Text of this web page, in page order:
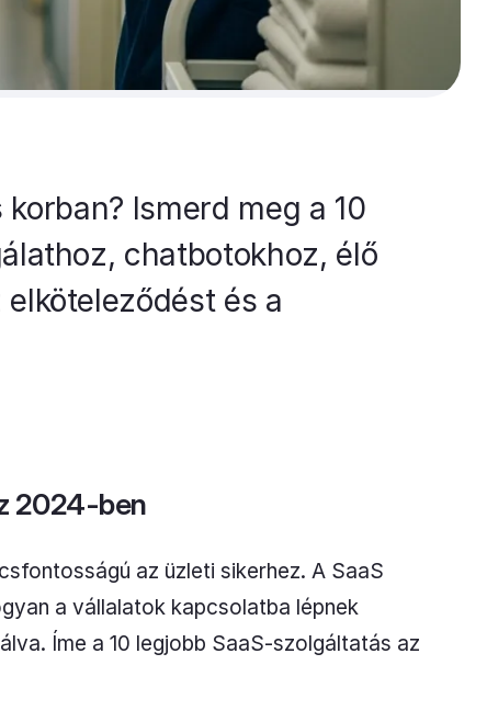
Ismerd meg a 10
chatbotokhoz, élő
és a
2024-ben
az üzleti sikerhez. A SaaS
a vállalatok kapcsolatba lépnek
Íme a 10 legjobb SaaS-szolgáltatás az